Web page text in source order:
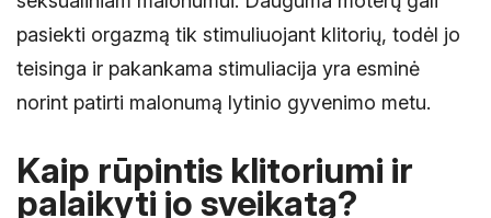
pasiekti orgazmą tik stimuliuojant klitorių, todėl jo
teisinga ir pakankama stimuliacija yra esminė
norint patirti malonumą lytinio gyvenimo metu.
Kaip rūpintis klitoriumi ir
palaikyti jo sveikatą?